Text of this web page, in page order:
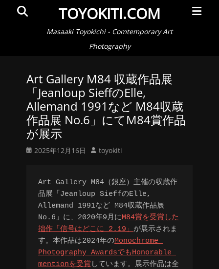
TOYOKITI.COM
Masaaki Toyokichi - Comtemporary Art
Photography
メ
イ
Art Gallery M84 収蔵作品展
「Jeanloup SieffのElle,
Allemand 1991など M84収蔵
作品展 No.6」にてM84賞作品
が展示
投 2025年12月16日
投 toyokiti
Art Gallery M84（銀座）主催の収蔵作
品展「Jeanloup SieffのElle,
Allemand 1991など M84収蔵作品展
No.6」に、2020年9月にM84賞を受賞した
拙作「信号はどこに 2.19」 が展示されま
す。本作品は2024年のMonochrome
Photography AwardsでもHonorable
mentionを受賞 しています。展示作品は全